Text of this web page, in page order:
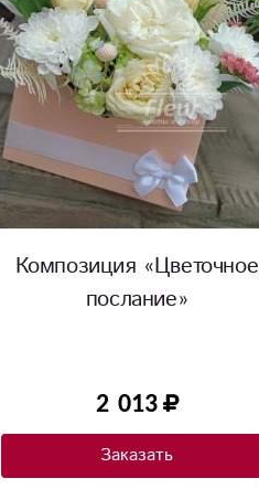
Композиция «Цветочное
послание»
2 013
Заказать